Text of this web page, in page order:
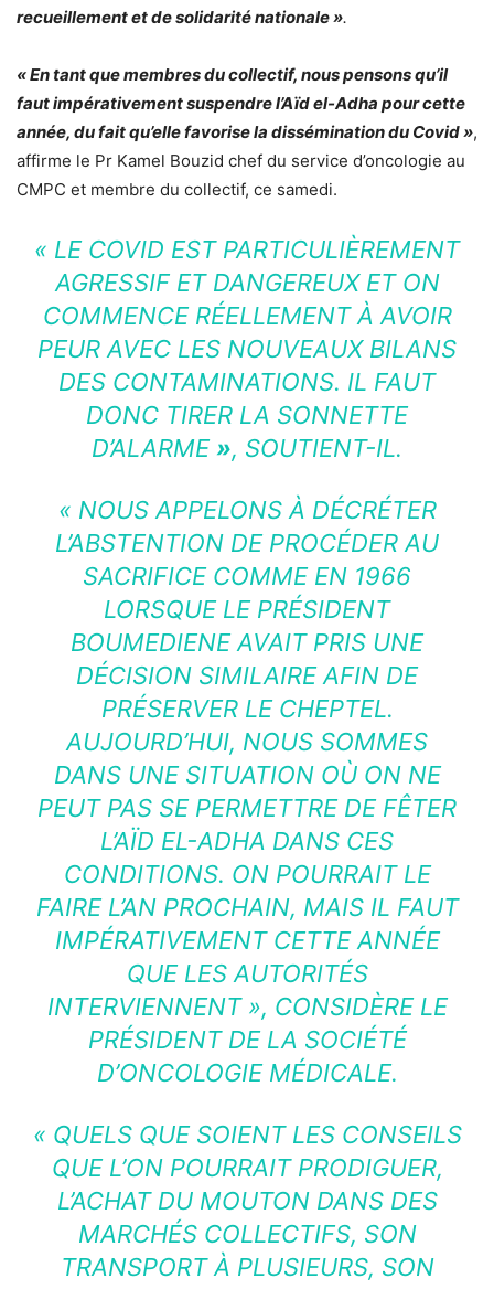
recueillement et de solidarité nationale ».
« En tant que membres du collectif, nous pensons qu’il
faut impérativement suspendre l’Aïd el-Adha pour cette
année, du fait qu’elle favorise la dissémination du Covid »,
affirme le Pr Kamel Bouzid chef du service d’oncologie au
CMPC et membre du collectif, ce samedi.
« LE COVID EST PARTICULIÈREMENT
AGRESSIF ET DANGEREUX ET ON
COMMENCE RÉELLEMENT À AVOIR
PEUR AVEC LES NOUVEAUX BILANS
DES CONTAMINATIONS. IL FAUT
DONC TIRER LA SONNETTE
D’ALARME», SOUTIENT-IL.
« NOUS APPELONS À DÉCRÉTER
L’ABSTENTION DE PROCÉDER AU
SACRIFICE COMME EN 1966
LORSQUE LE PRÉSIDENT
BOUMEDIENE AVAIT PRIS UNE
DÉCISION SIMILAIRE AFIN DE
PRÉSERVER LE CHEPTEL.
AUJOURD’HUI, NOUS SOMMES
DANS UNE SITUATION OÙ ON NE
PEUT PAS SE PERMETTRE DE FÊTER
L’AÏD EL-ADHA DANS CES
CONDITIONS. ON POURRAIT LE
FAIRE L’AN PROCHAIN, MAIS IL FAUT
IMPÉRATIVEMENT CETTE ANNÉE
QUE LES AUTORITÉS
INTERVIENNENT », CONSIDÈRE LE
PRÉSIDENT DE LA SOCIÉTÉ
D’ONCOLOGIE MÉDICALE.
« QUELS QUE SOIENT LES CONSEILS
QUE L’ON POURRAIT PRODIGUER,
L’ACHAT DU MOUTON DANS DES
MARCHÉS COLLECTIFS, SON
TRANSPORT À PLUSIEURS, SON